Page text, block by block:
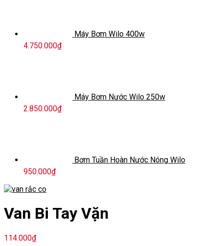
Máy Bơm Wilo 400w
4.750.000₫
Máy Bơm Nước Wilo 250w
2.850.000₫
Bơm Tuần Hoàn Nước Nóng Wilo
950.000₫
Van Bi Tay Vặn
114.000₫